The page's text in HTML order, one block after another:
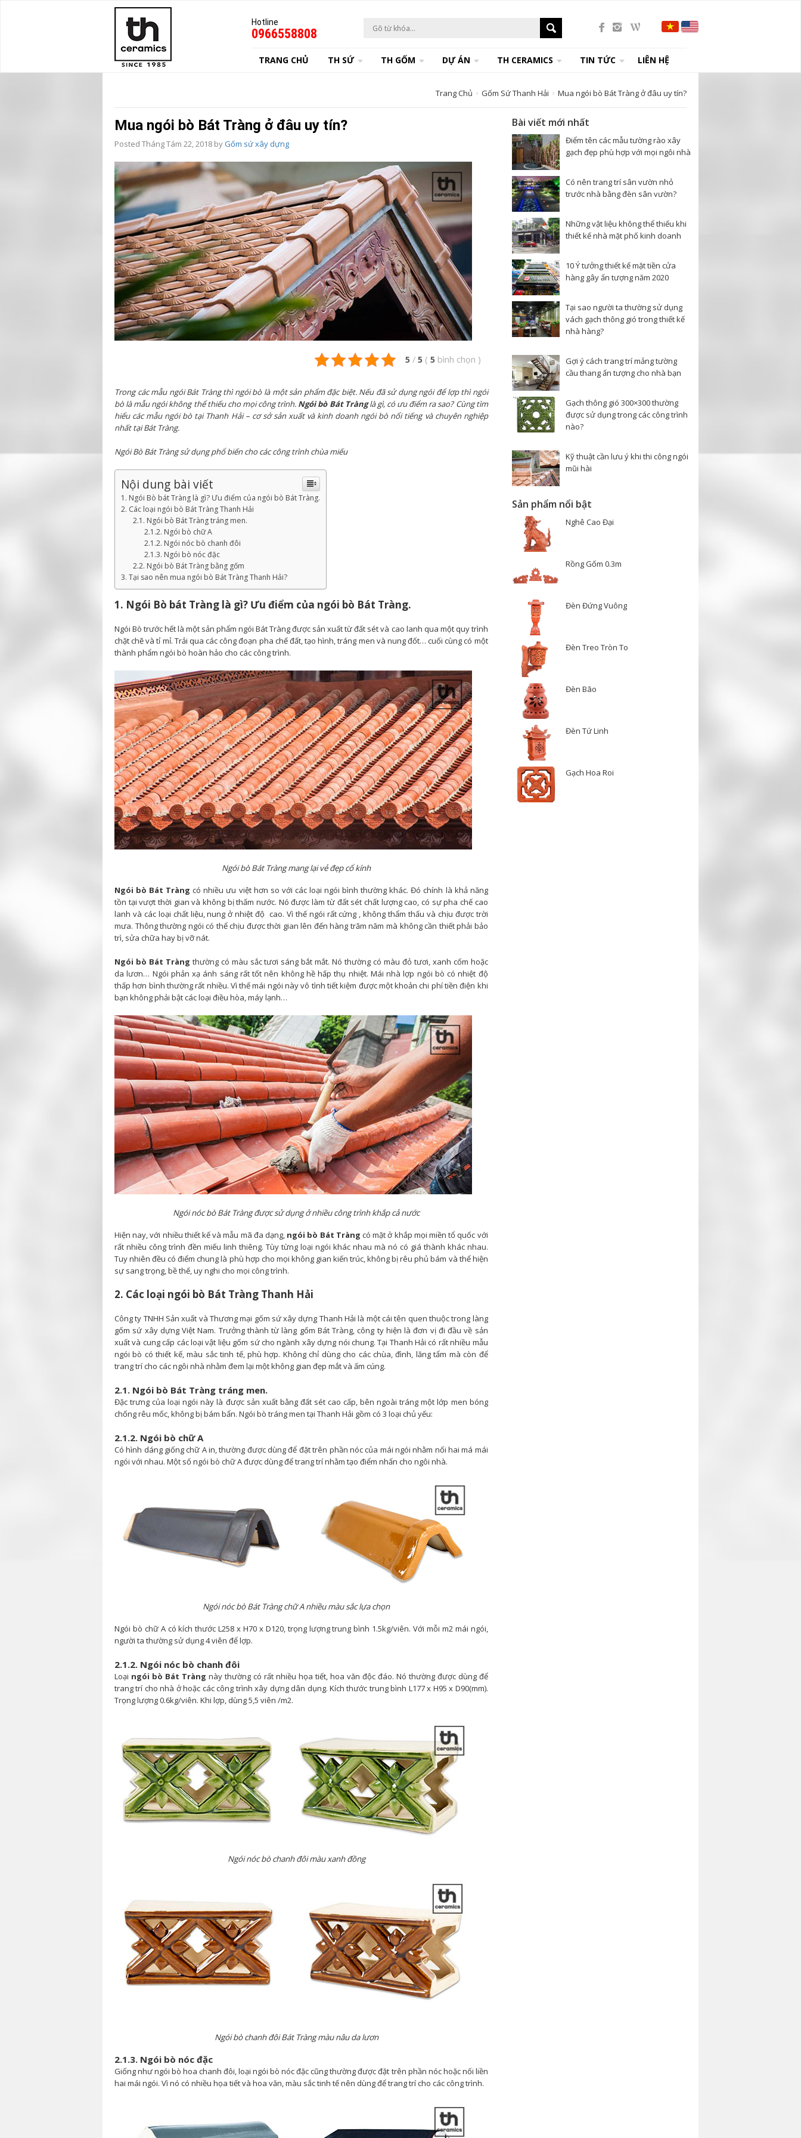
Hotline
0966558808
TRANG CHỦ TH SỨ TH GỐM DỰ ÁN TH CERAMICS TIN TỨC LIÊN HỆ
Trang Chủ Gốm Sứ Thanh Hải Mua ngói bò Bát Tràng ở đâu uy tín?
Mua ngói bò Bát Tràng ở đâu uy tín?
Posted Tháng Tám 22, 2018 byGốm sứ xây dựng
5 / 5 ( 5 bình chọn )
Trong các mẫu ngói Bát Tràng thì ngói bò là một sản phẩm đặc biệt. Nếu đã sử dụng ngói để lợp thì ngói
bò là mẫu ngói không thể thiếu cho mọi công trình. Ngói bò Bát Trànglà gì, có ưu điểm ra sao? Cùng tìm
hiểu các mẫu ngói bò tại Thanh Hải – cơ sở sản xuất và kinh doanh ngói bò nổi tiếng và chuyên nghiệp
nhất tại Bát Tràng.
Ngói Bò Bát Tràng sử dụng phổ biến cho các công trình chùa miếu
Nội dung bài viết
1. Ngói Bò bát Tràng là gì? Ưu điểm của ngói bò Bát Tràng.
2. Các loại ngói bò Bát Tràng Thanh Hải
2.1. Ngói bò Bát Tràng tráng men.
2.1.2. Ngói bò chữ A
2.1.2. Ngói nóc bò chanh đôi
2.1.3. Ngói bò nóc đặc
2.2. Ngói bò Bát Tràng bằng gốm
3. Tại sao nên mua ngói bò Bát Tràng Thanh Hải?
1. Ngói Bò bát Tràng là gì? Ưu điểm của ngói bò Bát Tràng.
Ngói Bò trước hết là một sản phẩm ngói Bát Tràng được sản xuất từ đất sét và cao lanh qua một quy trình
chặt chẽ và tỉ mỉ. Trải qua các công đoạn pha chế đất, tạo hình, tráng men và nung đốt… cuối cùng có một
thành phẩm ngói bò hoàn hảo cho các công trình.
Ngói bò Bát Tràng mang lại vẻ đẹp cổ kính
Ngói bò Bát Tràng có nhiều ưu việt hơn so với các loại ngói bình thường khác. Đó chính là khả năng
tồn tại vượt thời gian và không bị thấm nước. Nó được làm từ đất sét chất lượng cao, có sự pha chế cao
lanh và các loại chất liệu, nung ở nhiệt độ cao. Vì thế ngói rất cứng , không thẩm thấu và chịu được trời
mưa. Thông thường ngói có thể chịu được thời gian lên đến hàng trăm năm mà không cần thiết phải bảo
trì, sửa chữa hay bị vỡ nát.
Ngói bò Bát Tràng thường có màu sắc tươi sáng bắt mắt. Nó thường có màu đỏ tươi, xanh cốm hoặc
da lươn… Ngói phản xạ ánh sáng rất tốt nên không hề hấp thụ nhiệt. Mái nhà lợp ngói bò có nhiệt độ
thấp hơn bình thường rất nhiều. Vì thế mái ngói này vô tình tiết kiệm được một khoản chi phí tiền điện khi
bạn không phải bật các loại điều hòa, máy lạnh…
Ngói nóc bò Bát Tràng được sử dụng ở nhiều công trình khắp cả nước
Hiện nay, với nhiều thiết kế và mẫu mã đa dạng, ngói bò Bát Tràng có mặt ở khắp mọi miền tổ quốc với
rất nhiều công trình đền miếu linh thiêng. Tùy từng loại ngói khác nhau mà nó có giá thành khác nhau.
Tuy nhiên đều có điểm chung là phù hợp cho mọi không gian kiến trúc, không bị rêu phủ bám và thể hiện
sự sang trọng, bề thế, uy nghi cho mọi công trình.
2. Các loại ngói bò Bát Tràng Thanh Hải
Công ty TNHH Sản xuất và Thương mại gốm sứ xây dựng Thanh Hải là một cái tên quen thuộc trong làng
gốm sứ xây dựng Việt Nam. Trưởng thành từ làng gốm Bát Tràng, công ty hiện là đơn vị đi đầu về sản
xuất và cung cấp các loại vật liệu gốm sứ cho ngành xây dựng nói chung. Tại Thanh Hải có rất nhiều mẫu
ngói bò có thiết kế, màu sắc tinh tế, phù hợp. Không chỉ dùng cho các chùa, đình, lăng tẩm mà còn để
trang trí cho các ngôi nhà nhằm đem lại một không gian đẹp mắt và ấm cúng.
2.1. Ngói bò Bát Tràng tráng men.
Đặc trưng của loại ngói này là được sản xuất bằng đất sét cao cấp, bên ngoài tráng một lớp men bóng
chống rêu mốc, không bị bám bẩn. Ngói bò tráng men tại Thanh Hải gồm có 3 loại chủ yếu:
2.1.2. Ngói bò chữ A
Có hình dáng giống chữ A in, thường được dùng để đặt trên phần nóc của mái ngói nhằm nối hai má mái
ngói với nhau. Một số ngói bò chữ A được dùng để trang trí nhằm tạo điểm nhấn cho ngôi nhà.
Ngói nóc bò Bát Tràng chữ A nhiều màu sắc lựa chọn
Ngói bò chữ A có kích thước L258 x H70 x D120, trọng lượng trung bình 1.5kg/viên. Với mỗi m2 mái ngói,
người ta thường sử dụng 4 viên để lợp.
2.1.2. Ngói nóc bò chanh đôi
Loại ngói bò Bát Tràng này thường có rất nhiều họa tiết, hoa văn độc đáo. Nó thường được dùng để
trang trí cho nhà ở hoặc các công trình xây dựng dân dụng. Kích thước trung bình L177 x H95 x D90(mm).
Trọng lượng 0.6kg/viên. Khi lợp, dùng 5,5 viên /m2.
Ngói nóc bò chanh đôi màu xanh đồng
Ngói bò chanh đôi Bát Tràng màu nâu da lươn
2.1.3. Ngói bò nóc đặc
Giống như ngói bò hoa chanh đôi, loại ngói bò nóc đặc cũng thường được đặt trên phần nóc hoặc nối liền
hai mái ngói. Vì nó có nhiều họa tiết và hoa văn, màu sắc tinh tế nên dùng để trang trí cho các công trình.
Bài viết mới nhất
Điểm tên các mẫu tường rào xây
gạch đẹp phù hợp với mọi ngôi nhà
Có nên trang trí sân vườn nhỏ
trước nhà bằng đèn sân vườn?
Những vật liệu không thể thiếu khi
thiết kế nhà mặt phố kinh doanh
10 Ý tưởng thiết kế mặt tiền cửa
hàng gây ấn tượng năm 2020
Tại sao người ta thường sử dụng
vách gạch thông gió trong thiết kế
nhà hàng?
Gợi ý cách trang trí mảng tường
cầu thang ấn tượng cho nhà bạn
Gạch thông gió 300×300 thường
được sử dụng trong các công trình
nào?
Kỹ thuật cần lưu ý khi thi công ngói
mũi hài
Sản phẩm nổi bật
Nghê Cao Đại
Rồng Gốm 0.3m
Đèn Đứng Vuông
Đèn Treo Tròn To
Đèn Bão
Đèn Tứ Linh
Gạch Hoa Roi